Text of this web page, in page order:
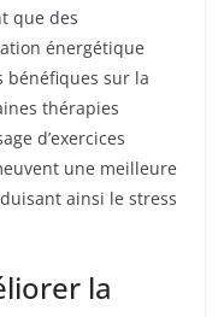
que des
énergétique
bénéfiques sur la
thérapies
d’exercices
une meilleure
ainsi le stress
la